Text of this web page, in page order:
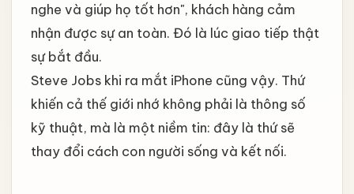
nghe và giúp họ tốt hơn", khách hàng cảm
nhận được sự an toàn. Đó là lúc giao tiếp thật
sự bắt đầu.
Steve Jobs khi ra mắt iPhone cũng vậy. Thứ
khiến cả thế giới nhớ không phải là thông số
kỹ thuật, mà là một niềm tin: đây là thứ sẽ
thay đổi cách con người sống và kết nối.